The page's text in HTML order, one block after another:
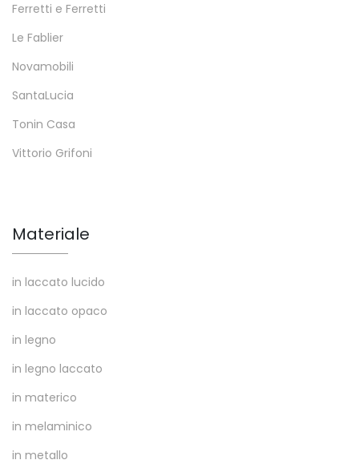
Ferretti e Ferretti
Le Fablier
Novamobili
SantaLucia
Tonin Casa
Vittorio Grifoni
Materiale
in laccato lucido
in laccato opaco
in legno
in legno laccato
in materico
in melaminico
in metallo